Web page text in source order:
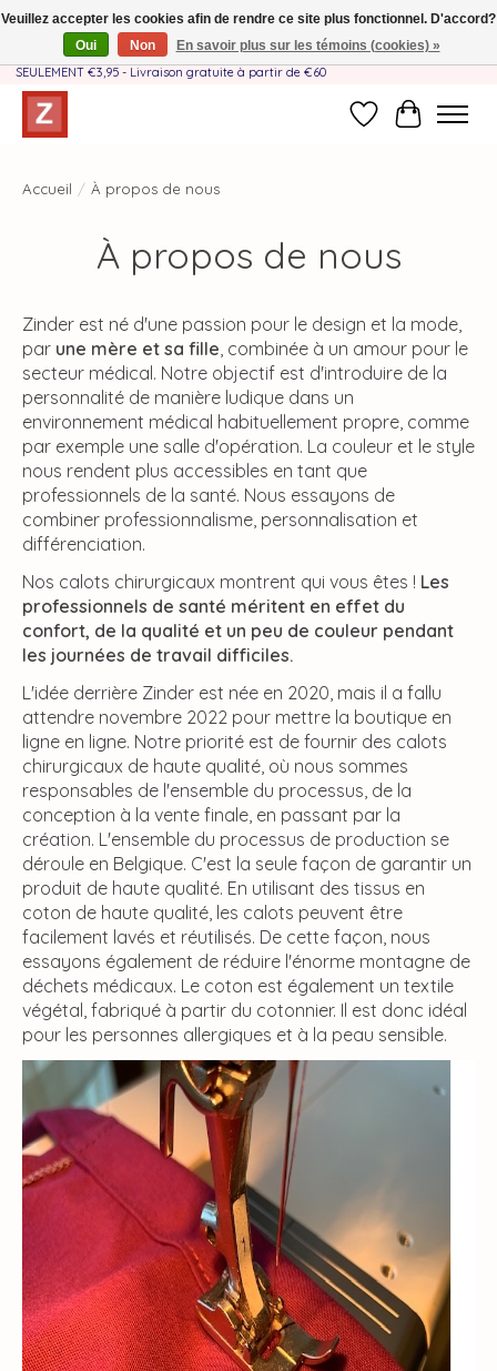
Fait à la main par une équipe mère-fille❤️ - Frais de livraison BE & NL
SEULEMENT €3,95 - Livraison gratuite à partir de €60
Liste dePanier
Accueil / À propos de nous
À propos de nous
Zinder est né d'une passion pour le design et la mode,
par une mère et sa fille , combinée à un amour pour le
secteur médical. Notre objectif est d'introduire de la
personnalité de manière ludique dans un
environnement médical habituellement propre, comme
par exemple une salle d'opération. La couleur et le style
nous rendent plus accessibles en tant que
professionnels de la santé. Nous essayons de
combiner professionnalisme, personnalisation et
différenciation.
Nos calots chirurgicaux montrent qui vous êtes ! Les
professionnels de santé méritent en effet du
confort, de la qualité et un peu de couleur pendant
les journées de travail difficiles.
L'idée derrière Zinder est née en 2020, mais il a fallu
attendre novembre 2022 pour mettre la boutique en
ligne en ligne. Notre priorité est de fournir des calots
chirurgicaux de haute qualité, où nous sommes
responsables de l'ensemble du processus, de la
conception à la vente finale, en passant par la
création. L'ensemble du processus de production se
déroule en Belgique. C'est la seule façon de garantir un
produit de haute qualité. En utilisant des tissus en
coton de haute qualité, les calots peuvent être
facilement lavés et réutilisés. De cette façon, nous
essayons également de réduire l'énorme montagne de
déchets médicaux. Le coton est également un textile
végétal, fabriqué à partir du cotonnier. Il est donc idéal
pour les personnes allergiques et à la peau sensible.
Veuillez accepter les cookies afin de rendre ce site plus fonctionnel. D'accord?
Oui
Non En savoir plus sur les témoins (cookies) »